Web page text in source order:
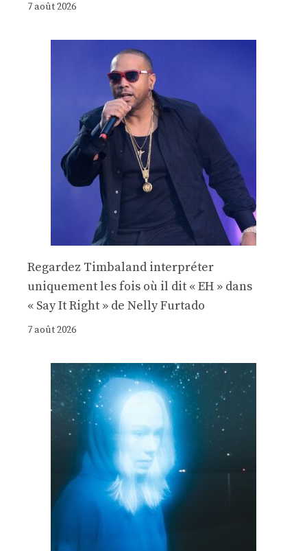
7 août 2026
Regardez Timbaland interpréter
uniquement les fois où il dit « EH » dans
« Say It Right » de Nelly Furtado
7 août 2026